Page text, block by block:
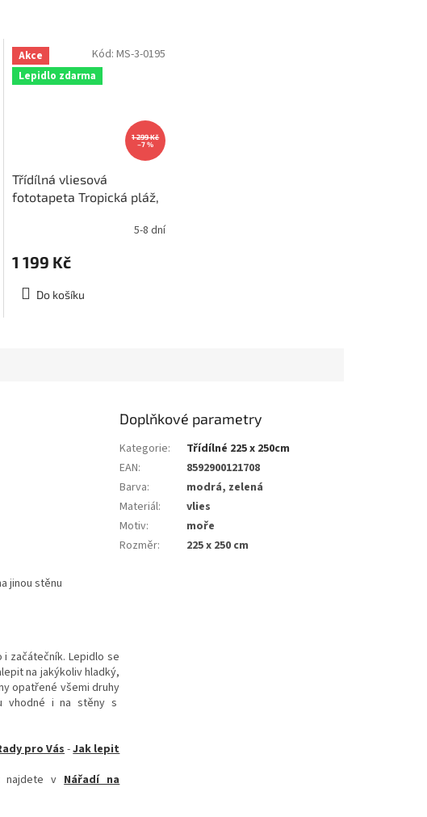
Akce
Lepidlo zdarma
1 299 Kč
–7 %
Třídílná vliesová
fototapeta Tropická pláž,
5-8 dní
1 199 Kč
Do košíku
Kód:MS-3-0195
jinou stěnu
začátečník. Lepidlo se
na jakýkoliv hladký,
opatřené všemi druhy
vhodné i na stěny s
pro Vás-Jak lepit
najdete vNářadí na
Doplňkové parametry
Kategorie:
Třídílné 225 x 250cm
EAN:
8592900121708
Barva:
modrá, zelená
Materiál:
vlies
Motiv:
moře
Rozměr: 225 x 250 cm